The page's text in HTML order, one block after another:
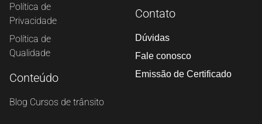
Política de
Privacidade
Política de
Qualidade
Conteúdo
Blog Cursos de trânsito
Contato
Dúvidas
Fale conosco
Emissão de Certificado